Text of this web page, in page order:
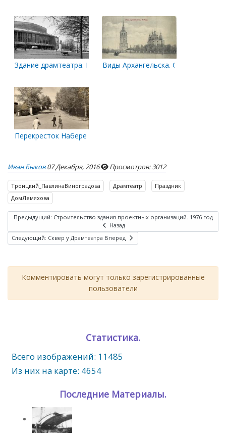
Здание драмтеатра. Памятник ЛенинуВиды Архангельска. Собор
Перекресток Набережной и ул. К.Либкнехта.
Иван Быков 07 Декабря, 2016 Просмотров: 3012
Троицкий_ПавлинаВиноградова Драмтеатр
Праздник
ДомЛемяхова
Предыдущий: Строительство здания проектных организаций. 1976 год
Назад
Следующий: Сквер у Драмтеатра Вперед
Комментировать могут только зарегистрированные
пользователи
Статистика.
Всего изображений: 11485
Из них на карте: 4654
Последние Материалы.